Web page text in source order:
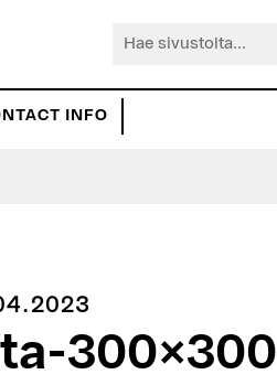
Hae
INFO
300×300